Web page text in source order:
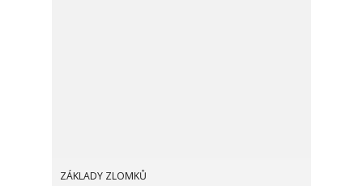
ZÁKLADY ZLOMKŮ